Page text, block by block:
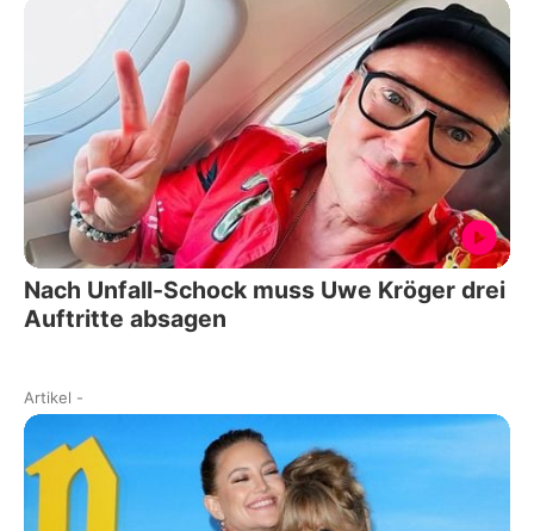
Nach Unfall-Schock muss Uwe Kröger drei
Auftritte absagen
Artikel -